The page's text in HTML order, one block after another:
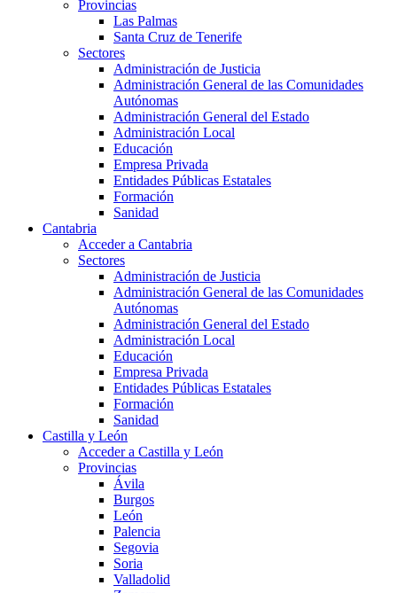
Provincias
Las Palmas
Santa Cruz de Tenerife
Sectores
Administración de Justicia
Administración General de las Comunidades
Autónomas
Administración General del Estado
Administración Local
Educación
Empresa Privada
Entidades Públicas Estatales
Formación
Sanidad
Cantabria
Acceder a Cantabria
Sectores
Administración de Justicia
Administración General de las Comunidades
Autónomas
Administración General del Estado
Administración Local
Educación
Empresa Privada
Entidades Públicas Estatales
Formación
Sanidad
Castilla y León
Acceder a Castilla y León
Provincias
Ávila
Burgos
León
Palencia
Segovia
Soria
Valladolid